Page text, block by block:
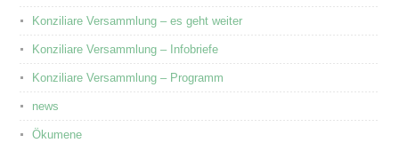
Konziliare Versammlung – es geht weiter
Konziliare Versammlung – Infobriefe
Konziliare Versammlung – Programm
news
Ökumene